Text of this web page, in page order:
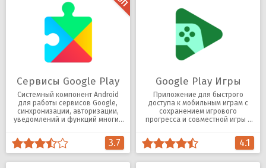
Сервисы Google Play
Системный компонент Android
для работы сервисов Google,
синхронизации, авторизации,
уведомлений и функций многих
3.7
Google Play Игры
Приложение для быстрого
доступа к мобильным играм с
сохранением игрового
прогресса и совместной игры с
4.1